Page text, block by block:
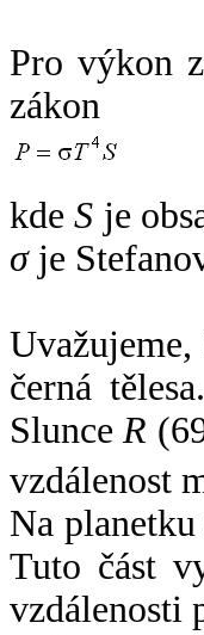
Pro výkon
zákon
kdeS je
σje
černá
SlunceR
vzdálenost
Na
Tuto část
vzdálenosti